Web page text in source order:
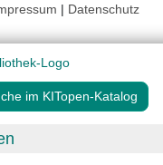
| Datenschutz
im KITopen-Katalog